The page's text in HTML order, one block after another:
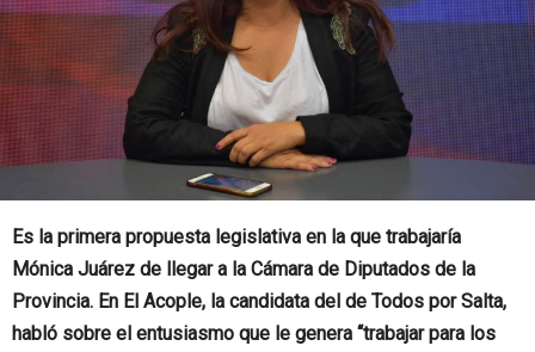
Es la primera propuesta legislativa en la que trabajaría
Mónica Juárez de llegar a la Cámara de Diputados de la
Provincia. En El Acople, la candidata del de Todos por Salta,
habló sobre el entusiasmo que le genera “trabajar para los